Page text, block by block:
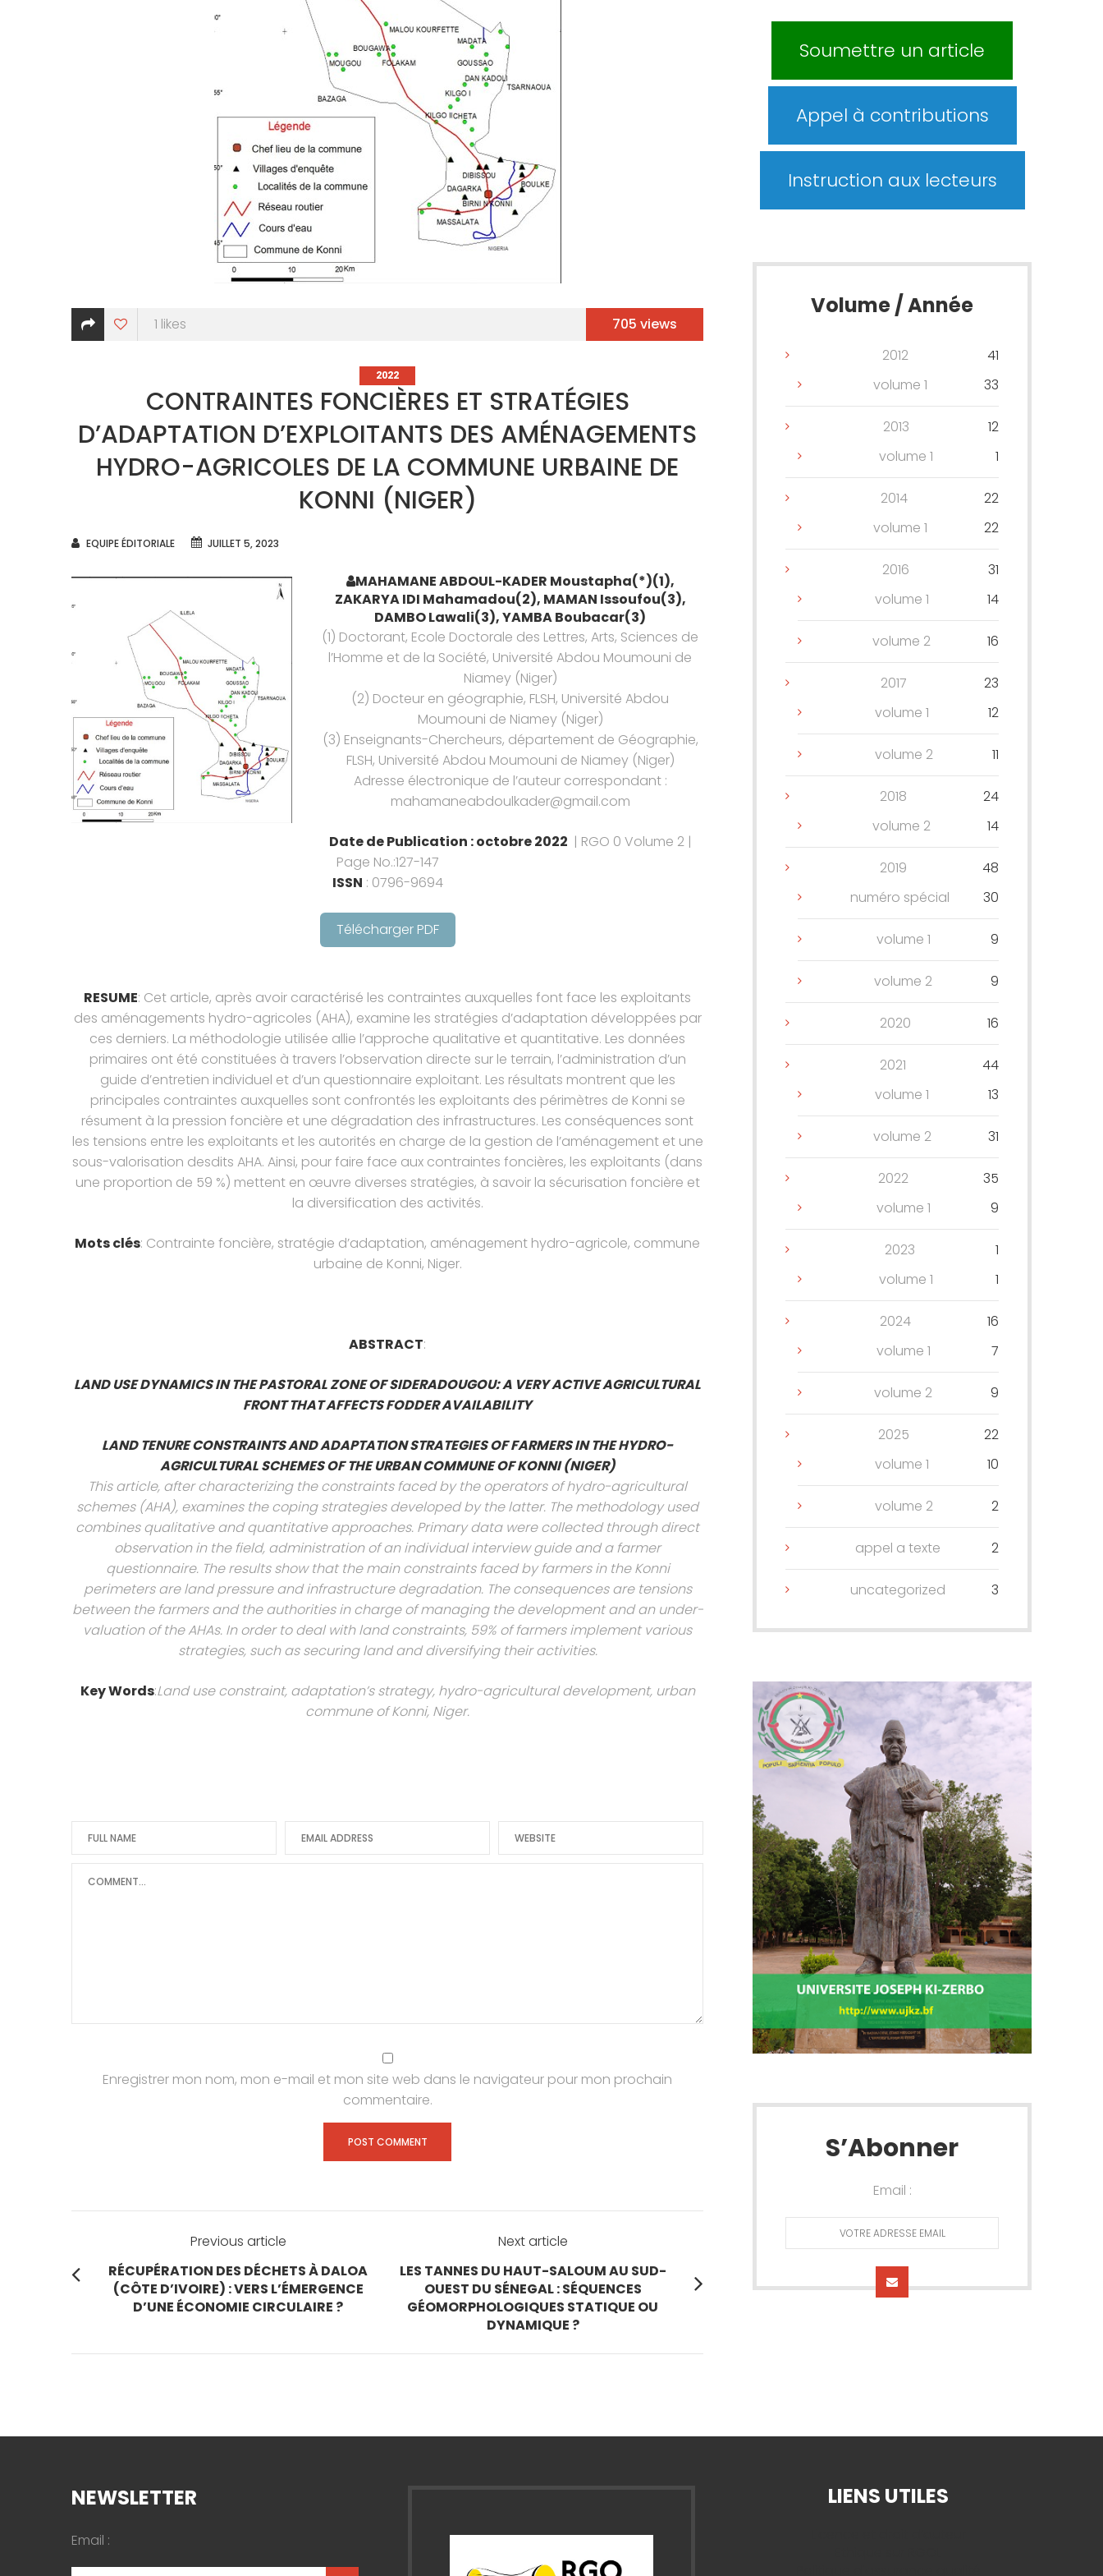
1 likes 705 views
CATEGORIES
2022
CONTRAINTES FONCIÈRES ET STRATÉGIES
D’ADAPTATION D’EXPLOITANTS DES AMÉNAGEMENTS
HYDRO-AGRICOLES DE LA COMMUNE URBAINE DE
KONNI (NIGER)
AUTHOR
EQUIPE ÉDITORIALE JUILLET 5, 2023
MAHAMANE ABDOUL-KADER Moustapha(*)(1),
ZAKARYA IDI Mahamadou(2), MAMAN Issoufou(3),
DAMBO Lawali(3), YAMBA Boubacar(3)
(1) Doctorant, Ecole Doctorale des Lettres, Arts, Sciences de
l’Homme et de la Société, Université Abdou Moumouni de
Niamey (Niger)
(2) Docteur en géographie, FLSH, Université Abdou
Moumouni de Niamey (Niger)
(3) Enseignants-Chercheurs, département de Géographie,
FLSH, Université Abdou Moumouni de Niamey (Niger)
Adresse électronique de l’auteur correspondant :
mahamaneabdoulkader@gmail.com
Date de Publication : octobre 2022 | RGO 0 Volume 2 |
Page No.:127-147
ISSN : 0796-9694
Télécharger PDF
RESUME: Cet article, après avoir caractérisé les contraintes auxquelles font face les exploitants
des aménagements hydro-agricoles (AHA), examine les stratégies d’adaptation développées par
ces derniers. La méthodologie utilisée allie l’approche qualitative et quantitative. Les données
primaires ont été constituées à travers l’observation directe sur le terrain, l’administration d’un
guide d’entretien individuel et d’un questionnaire exploitant. Les résultats montrent que les
principales contraintes auxquelles sont confrontés les exploitants des périmètres de Konni se
résument à la pression foncière et une dégradation des infrastructures. Les conséquences sont
les tensions entre les exploitants et les autorités en charge de la gestion de l’aménagement et une
sous-valorisation desdits AHA. Ainsi, pour faire face aux contraintes foncières, les exploitants (dans
une proportion de 59 %) mettent en œuvre diverses stratégies, à savoir la sécurisation foncière et
la diversification des activités.
Mots clés: Contrainte foncière, stratégie d’adaptation, aménagement hydro-agricole, commune
urbaine de Konni, Niger.
ABSTRACT:
LAND USE DYNAMICS IN THE PASTORAL ZONE OF SIDERADOUGOU: A VERY ACTIVE AGRICULTURAL
FRONT THAT AFFECTS FODDER AVAILABILITY
LAND TENURE CONSTRAINTS AND ADAPTATION STRATEGIES OF FARMERS IN THE HYDRO-
AGRICULTURAL SCHEMES OF THE URBAN COMMUNE OF KONNI (NIGER)
This article, after characterizing the constraints faced by the operators of hydro-agricultural
schemes (AHA), examines the coping strategies developed by the latter. The methodology used
combines qualitative and quantitative approaches. Primary data were collected through direct
observation in the field, administration of an individual interview guide and a farmer
questionnaire. The results show that the main constraints faced by farmers in the Konni
perimeters are land pressure and infrastructure degradation. The consequences are tensions
between the farmers and the authorities in charge of managing the development and an under-
valuation of the AHAs. In order to deal with land constraints, 59% of farmers implement various
strategies, such as securing land and diversifying their activities.
Key Words:Land use constraint, adaptation’s strategy, hydro-agricultural development, urban
commune of Konni, Niger.
Enregistrer mon nom, mon e-mail et mon site web dans le navigateur pour mon prochain
commentaire.
Navigation
de
l’article
Previous article
o
:
RÉCUPÉRATION DES DÉCHETS À DALOA
(CÔTE D’IVOIRE) : VERS L’ÉMERGENCE
D’UNE ÉCONOMIE CIRCULAIRE ?
Next article
LES TANNES DU HAUT-SALOUM AU SUD-
OUEST DU SÉNEGAL : SÉQUENCES
GÉOMORPHOLOGIQUES STATIQUE OU
DYNAMIQUE ?
Soumettre un article
Appel à contributions
Instruction aux lecteurs
Volume / Année
2012
41
volume 1
33
2013
12
volume 1
1
2014
22
volume 1
22
2016
31
volume 1
14
volume 2 16
2017
23
volume 1
12
volume 2 11
2018
24
volume 2
14
2019
48
numéro spécial
30
volume 1 9
volume 2 9
2020 16
2021
44
volume 1
13
volume 2 31
2022
35
volume 1
9
2023
1
volume 1
1
2024
16
volume 1
7
volume 2 9
2025
22
volume 1
10
volume 2 2
appel a texte 2
uncategorized 3
S’Abonner
Email :
NEWSLETTER
Email :
LIENS UTILES